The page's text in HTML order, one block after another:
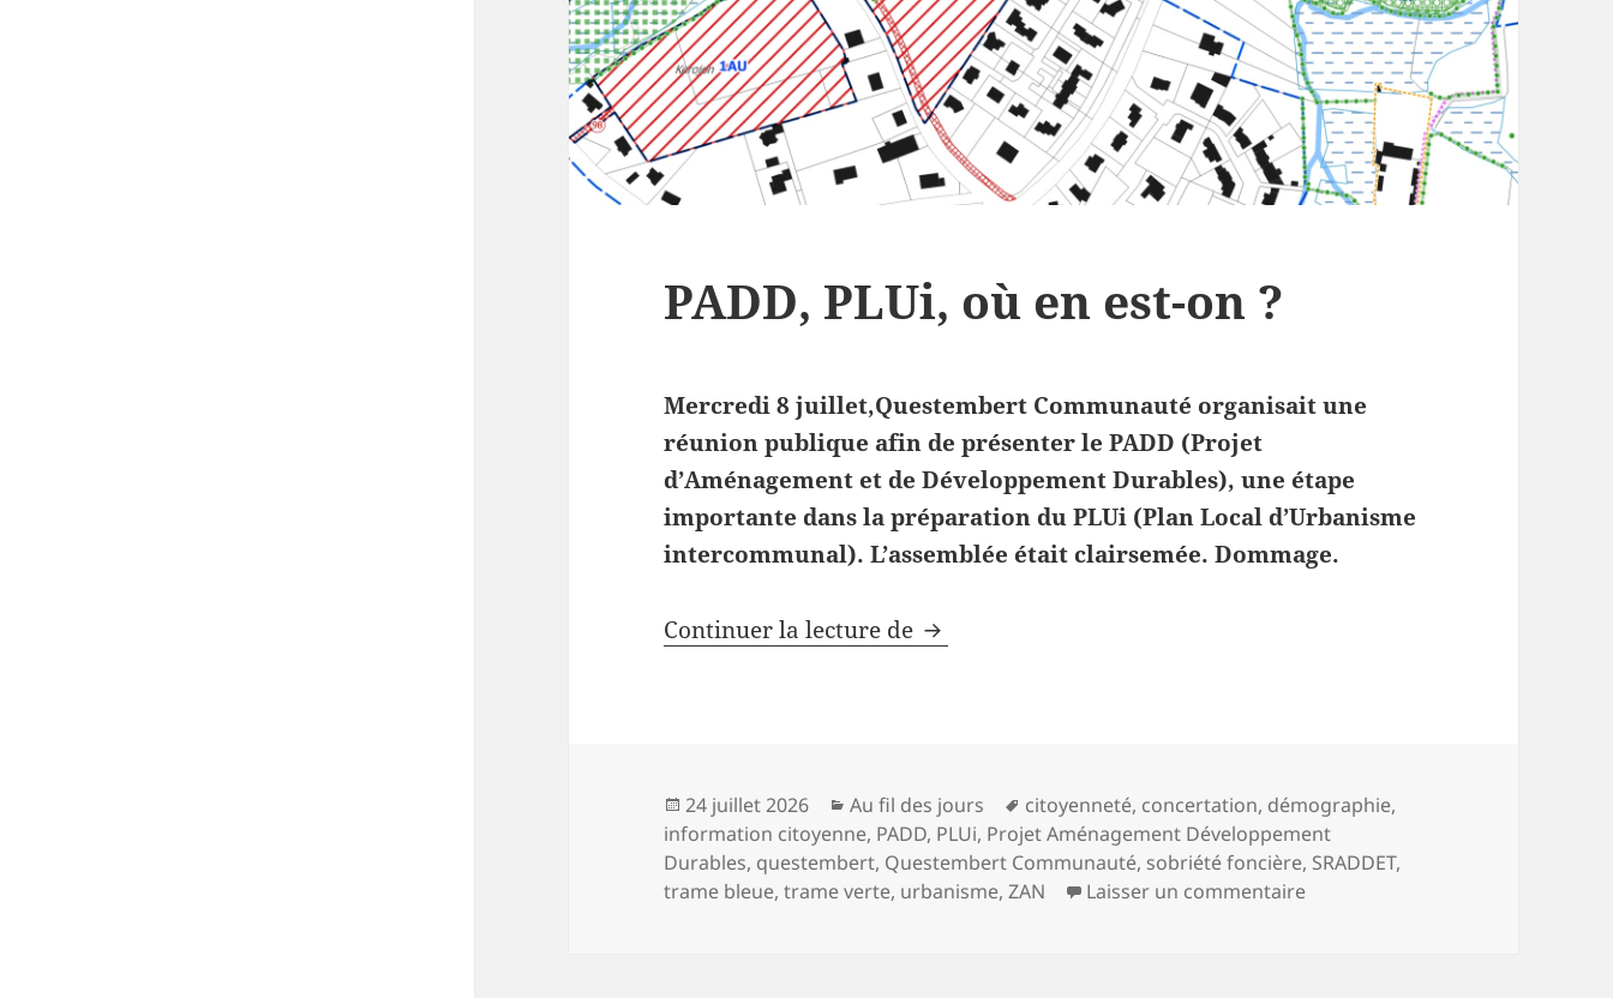
PADD, PLUi, où en est-on ?
Mercredi 8 juillet,Questembert Communauté organisait une
réunion publique afin de présenter le PADD (Projet
d’Aménagement et de Développement Durables), une étape
importante dans la préparation du PLUi (Plan Local d’Urbanisme
intercommunal). L’assemblée était clairsemée. Dommage.
Continuer la lecture de PADD, PLUi, où en est-on ?
Publié
le
24 juillet 2026 Catégories
Au fil des jours
Mots-
clés
citoyenneté, concertation, démographie,
information citoyenne, PADD, PLUi, Projet Aménagement Développement
Durables, questembert, Questembert Communauté, sobriété foncière, SRADDET,
trame bleue,trame verte, urbanisme,ZAN Laisser un commentairesur PADD, PLUi, où en est-on ?